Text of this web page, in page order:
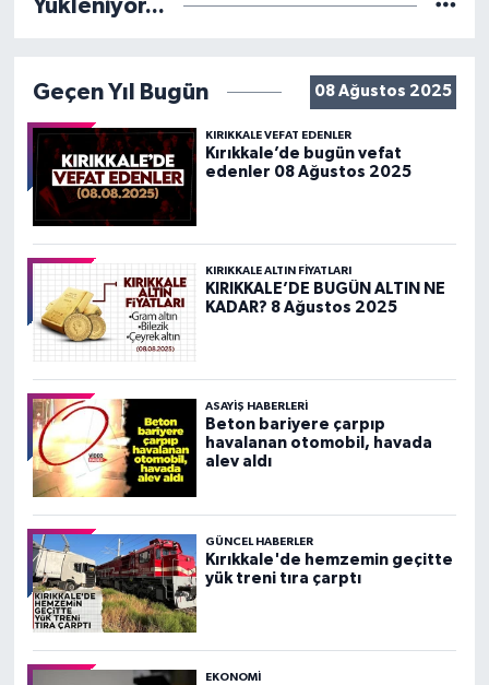
Yükleniyor...
Geçen Yıl Bugün 08 Ağustos 2025
KIRIKKALE VEFAT EDENLER
Kırıkkale’de bugün vefat
edenler 08 Ağustos 2025
KIRIKKALE ALTIN FİYATLARI
KIRIKKALE’DE BUGÜN ALTIN NE
KADAR? 8 Ağustos 2025
ASAYİŞ HABERLERİ
Beton bariyere çarpıp
havalanan otomobil, havada
alev aldı
GÜNCEL HABERLER
Kırıkkale'de hemzemin geçitte
yük treni tıra çarptı
EKONOMİ